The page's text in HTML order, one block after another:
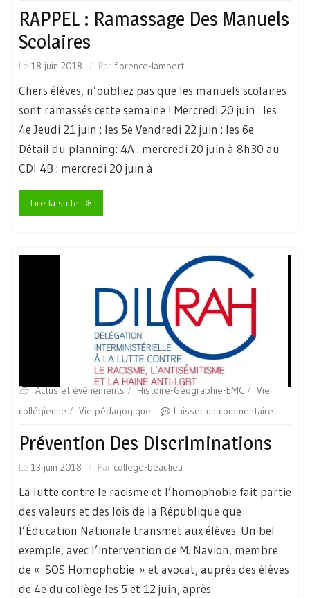
RAPPEL : Ramassage Des Manuels
Scolaires
Le 18 juin 2018 Par florence-lambert
Chers élèves, n’oubliez pas que les manuels scolaires
sont ramassés cette semaine ! Mercredi 20 juin : les
4e Jeudi 21 juin : les 5e Vendredi 22 juin : les 6e
Détail du planning: 4A : mercredi 20 juin à 8h30 au
CDI 4B : mercredi 20 juin à
Lire la suite
Actus et événements Histoire-Géographie-EMC
Vie
collégienne
Vie pédagogique Laisser un commentaire
Prévention Des Discriminations
Le 13 juin 2018 Par college-beaulieu
La lutte contre le racisme et l’homophobie fait partie
des valeurs et des lois de la République que
l’Éducation Nationale transmet aux élèves. Un bel
exemple, avec l’intervention de M. Navion, membre
de « SOS Homophobie » et avocat, auprès des élèves
de 4e du collège les 5 et 12 juin, après